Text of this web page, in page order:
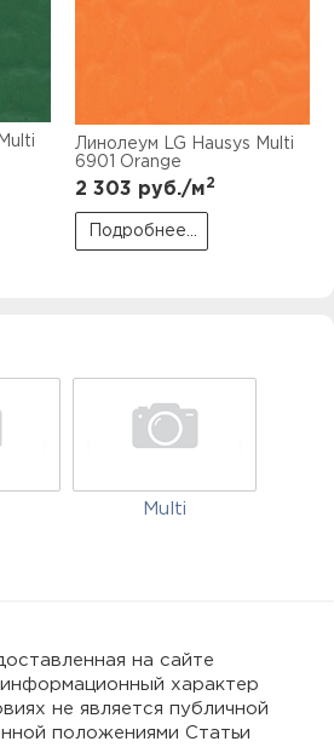
Линолеум LG Hausys Multi
6901 Orange
2 303 руб./м2
Подробнее...
Multi
на сайте
характер
не является публичной
положениями Статьи